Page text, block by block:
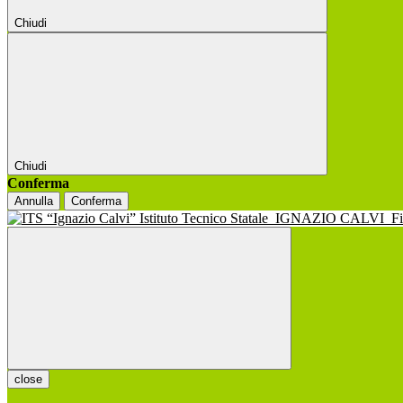
Chiudi
Chiudi
Conferma
Annulla Conferma
Istituto Tecnico Statale IGNAZIO CALVI
close